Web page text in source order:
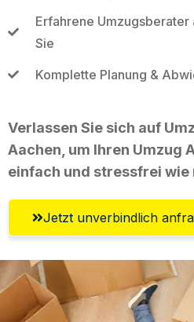
Erfahrene
Sie
Komplette Planung &
Verlassen Sie sich auf
Aachen, um Ihren Umzug
einfach und stressfrei
Jetzt unverbindlich